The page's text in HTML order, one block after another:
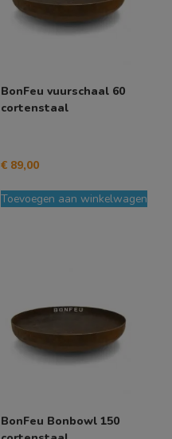
BonFeu vuurschaal 60
cortenstaal
€89,00
Toevoegen aan winkelwagen
BonFeu Bonbowl 150